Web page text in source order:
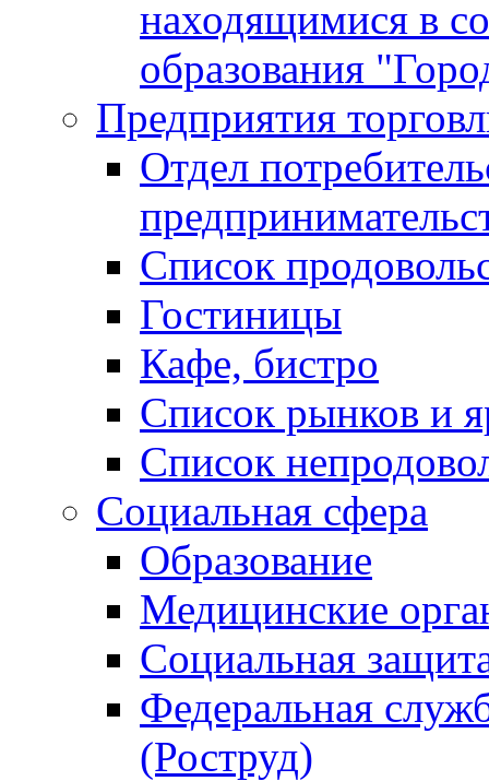
находящимися в
образования
Предприятия
Отдел
Список
Гостиницы
Кафе, бистро
Cписок рынков и
Список
Социальная сфера
Образование
Медицинские
Социальная
Федеральная
(Роструд)